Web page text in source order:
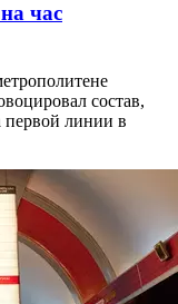
час
состав,
первой линии в